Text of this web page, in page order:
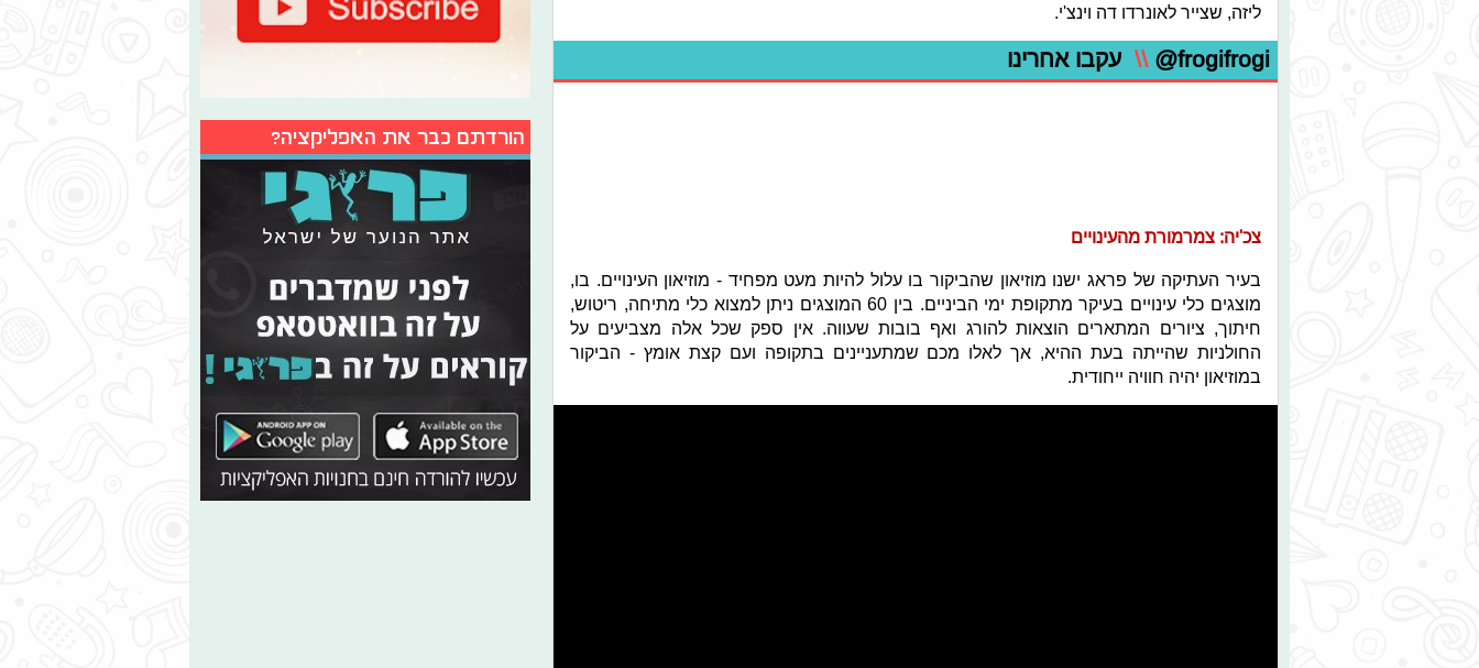
ליזה, שצייר לאונרדו דה וינצ'י.
@frogifrogi
\\ עקבו אחרינו
צכ'יה: צמרמורת מהעינויים
בעיר העתיקה של פראג ישנו מוזיאון שהביקור בו עלול להיות מעט מפחיד - מוזיאון העינויים. בו,
מוצגים כלי עינויים בעיקר מתקופת ימי הביניים. בין 60 המוצגים ניתן למצוא כלי מתיחה, ריטוש,
חיתוך, ציורים המתארים הוצאות להורג ואף בובות שעווה. אין ספק שכל אלה מצביעים על
החולניות שהייתה בעת ההיא, אך לאלו מכם שמתעניינים בתקופה ועם קצת אומץ - הביקור
במוזיאון יהיה חוויה ייחודית.
הורדתם כבר את האפליקציה?